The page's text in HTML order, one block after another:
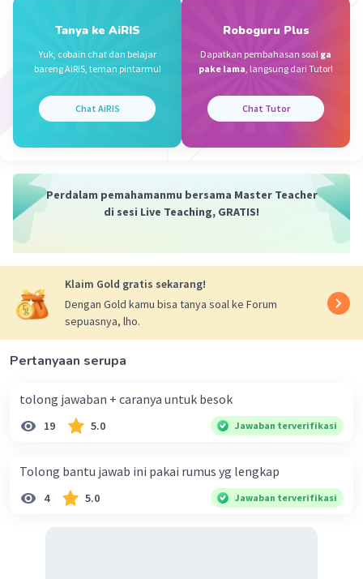
Untuk menentukan luas bangun datar yang
ada grid-nya seperti pada soal, hitung saja
berapa banyak persegi yang diarsir. Jika di
memenuhi separuh dari persegi grid tersebut,
penjelasan cuman entah kenapa gak bisa
dikirim, udah coba berkali-kali.
Beri Rating·0.0( 0) Balas
Tanya ke AiRIS
Yuk, cobain chat dan belajar
bareng AiRIS, teman pintarmu!
Chat AiRIS
Roboguru Plus
Dapatkan pembahasan soal ga
pake lama, langsung dari Tutor!
Chat Tutor
Perdalam pemahamanmu bersama Master Teacher
di sesi Live Teaching, GRATIS!
Klaim Gold gratis sekarang!
Dengan Gold kamu bisa tanya soal ke Forum
sepuasnya, lho.
Pertanyaan serupa
tolong jawaban + caranya untuk besok
19 5.0 Jawaban terverifikasi
Tolong bantu jawab ini pakai rumus yg lengkap
4 5.0 Jawaban terverifikasi